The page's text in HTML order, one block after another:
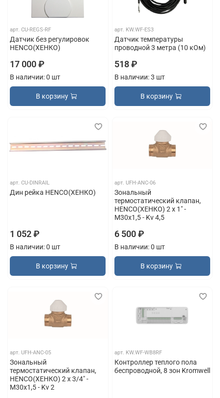
арт.CU-REGS-RF
Датчик без регулировок
HENCO(ХЕНКО)
17 000 ₽
В наличии: 0 шт
В корзину
арт. KW.WF-ES3
Датчик температуры
проводной 3 метра (10 кОм)
518 ₽
В наличии: 3 шт
В корзину
арт.CU-DINRAIL
Дин рейка HENCO(ХЕНКО)
1 052 ₽
В наличии: 0 шт
В корзину
арт. UFH-ANC-06
Зональный
термостатический клапан,
HENCO(ХЕНКО) 2 x 1" -
M30x1,5 - Kv 4,5
6 500 ₽
В наличии: 0 шт
В корзину
арт.UFH-ANC-05
Зональный
термостатический клапан,
HENCO(ХЕНКО) 2 x 3/4" -
M30x1,5 - Kv 2
арт. KW.WF-WB8RF
Контроллер теплого пола
беспроводной, 8 зон Kromwell